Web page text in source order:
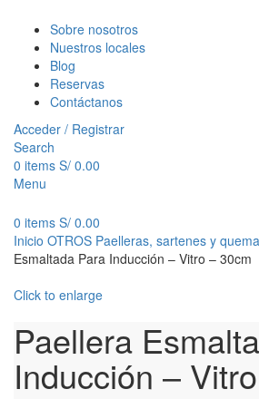
Sobre nosotros
Nuestros locales
Blog
Reservas
Contáctanos
Acceder / Registrar
Search
0 items S/ 0.00
Menu
0 items S/ 0.00
Inicio OTROS Paelleras, sartenes y
Esmaltada Para Inducción – Vitro – 30cm
Click to enlarge
Paellera
Inducción –